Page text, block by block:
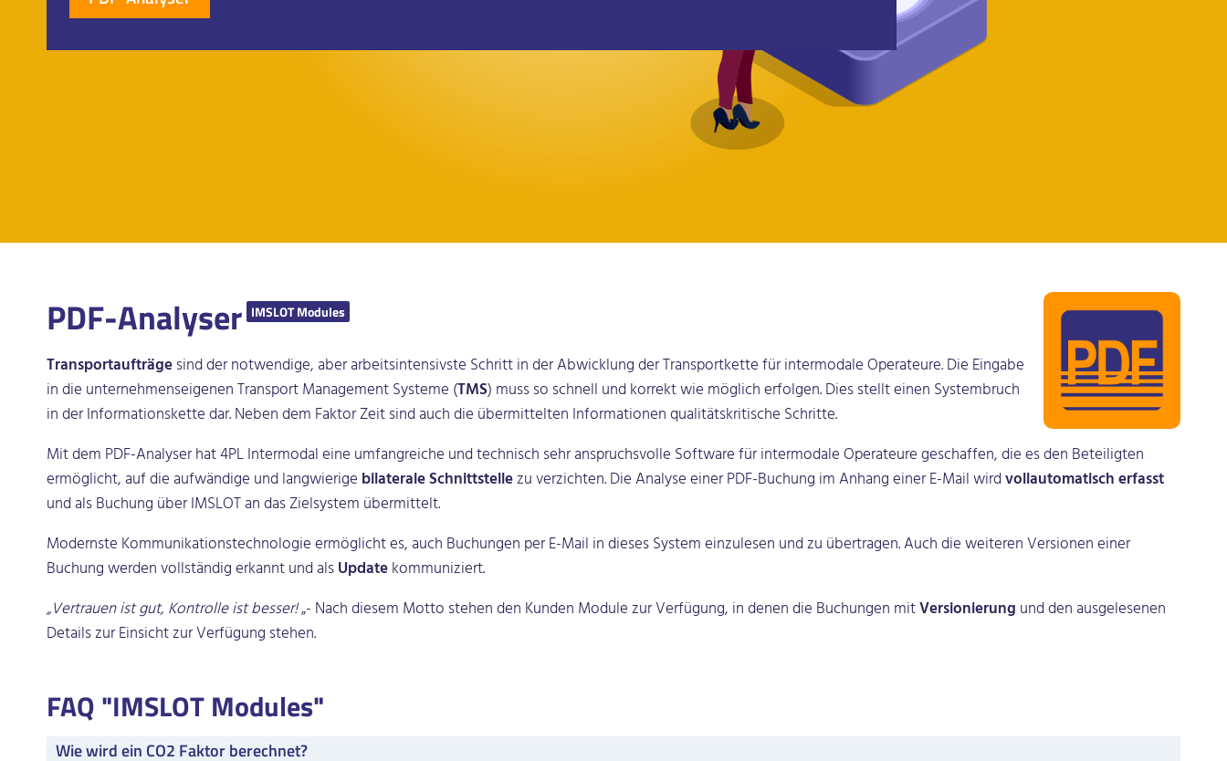
PDF-Analyser IMSLOT Modules
Transportaufträgesind der notwendige, aber arbeitsintensivste Schritt in der Abwicklung der Transportkette für intermodale Operateure. Die Eingabe
in die unternehmenseigenen Transport Management Systeme (TMS) muss so schnell und korrekt wie möglich erfolgen. Dies stellt einen Systembruch
in der Informationskette dar. Neben dem Faktor Zeit sind auch die übermittelten Informationen qualitätskritische Schritte.
Mit dem PDF-Analyser hat 4PL Intermodal eine umfangreiche und technisch sehr anspruchsvolle Software für intermodale Operateure geschaffen, die es den Beteiligten
ermöglicht, auf die aufwändige und langwierige bilaterale Schnittstellezu verzichten. Die Analyse einer PDF-Buchung im Anhang einer E-Mail wirdvollautomatisch erfasst
und als Buchung über IMSLOT an das Zielsystem übermittelt.
Modernste Kommunikationstechnologie ermöglicht es, auch Buchungen per E-Mail in dieses System einzulesen und zu übertragen. Auch die weiteren Versionen einer
Buchung werden vollständig erkannt und alsUpdatekommuniziert.
„Vertrauen ist gut, Kontrolle ist besser!„- Nach diesem Motto stehen den Kunden Module zur Verfügung, in denen die Buchungen mitVersionierung und den ausgelesenen
Details zur Einsicht zur Verfügung stehen.
FAQ "IMSLOT Modules"
Wie wird ein CO2 Faktor berechnet?